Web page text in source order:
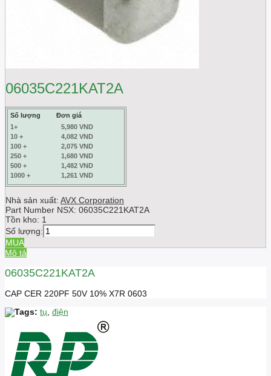
06035C221KAT2A
Số lượng
Đơn giá
1+
5,980 VND
10 +
4,082 VND
100 +
2,075 VND
250 +
1,680 VND
500 +
1,482 VND
1000 +
1,261 VND
Nhà sản xuất: AVX Corporation
Part Number NSX: 06035C221KAT2A
Tồn kho: 1
Số lượng:
MUA
Mô tả
06035C221KAT2A
CAP CER 220PF 50V 10% X7R 0603
Tags: tụ điện